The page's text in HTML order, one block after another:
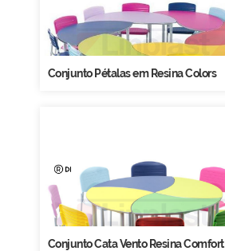
Conjunto Pétalas em Resina Colors
Conjunto Cata Vento Resina Comfort